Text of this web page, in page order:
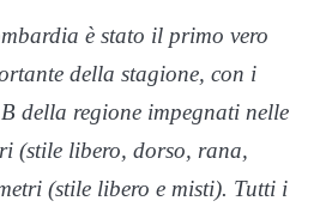
è stato il primo vero
della stagione, con i
della regione impegnati nelle
(stile libero, dorso, rana,
(stile libero e misti). Tutti i